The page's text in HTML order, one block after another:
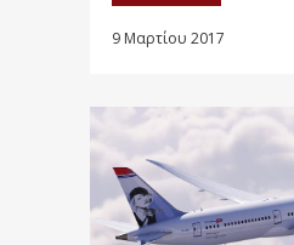
9 Μαρτίου 2017